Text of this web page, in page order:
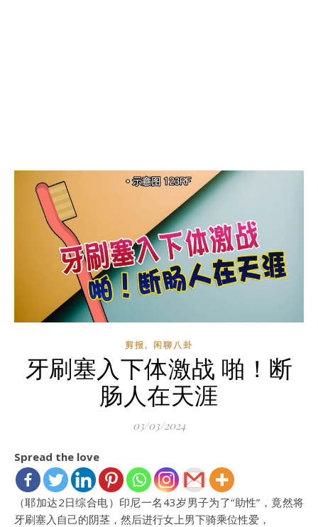
剪报, 闲聊八卦
牙刷塞入下体激战 啪！断
肠人在天涯
03/03/2024
Spread the love
（耶加达2日综合电）印尼一名43岁男子为了“助性”，竟然将
牙刷塞入自己的阴茎，然后进行女上男下骑乘位性爱，